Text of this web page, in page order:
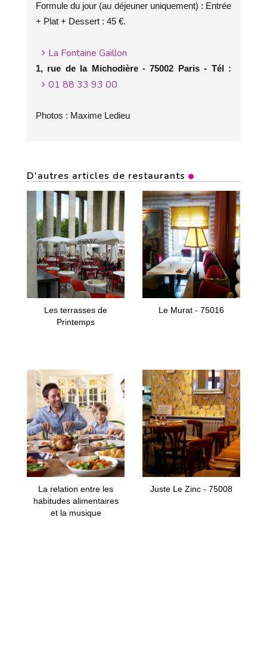
Formule du jour (au déjeuner uniquement) : Entrée
+ Plat + Dessert : 45 €.
La Fontaine Gaillon
1, rue de la Michodière - 75002 Paris - Tél :
01 88 33 93 00
Photos : Maxime Ledieu
D'autres articles de restaurants
Les terrasses de
Printemps
Le Murat - 75016
La relation entre les
habitudes alimentaires
et la musique
Juste Le Zinc - 75008